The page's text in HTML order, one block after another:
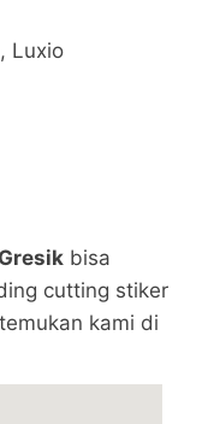
Luxio
Gresik bisa
cutting stiker
kami di